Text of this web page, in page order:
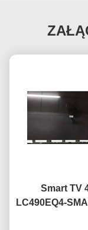
Smart TV
LC490EQ4-